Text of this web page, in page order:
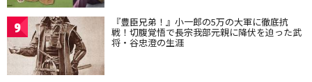
9 『豊臣兄弟！』小一郎の5万の大軍に徹底抗
戦！切腹覚悟で長宗我部元親に降伏を迫った武
将・谷忠澄の生涯